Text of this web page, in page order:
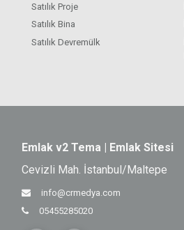
Satılık Proje
Satılık Bina
Satılık Devremülk
Emlak v2 Tema | Emlak Sitesi
Cevizli Mah. İstanbul/Maltepe
info@crmedya.com
05455285020